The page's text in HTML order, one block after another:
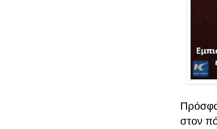
στον